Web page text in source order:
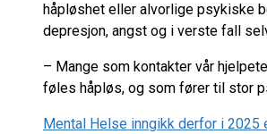
håpløshet eller alvorlige psykiske
depresjon, angst og i verste fall
– Mange som kontakter vår
føles håpløs, og som fører til stor
Mental Helse inngikk derfor i 2025